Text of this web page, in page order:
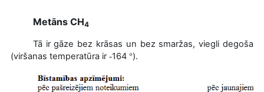
Metāns CH­4
Tā ir gāze bez krāsas un bez smaržas, viegli degoša
(viršanas temperatūra ir-164 °).